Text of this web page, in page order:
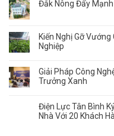
Đắk Nông Đẩy
Kiến Nghị Gỡ
Nghiệp
Giải Pháp Công
Trưởng Xanh
Điện Lực Tân Bình
Nhà Với 20 Khách